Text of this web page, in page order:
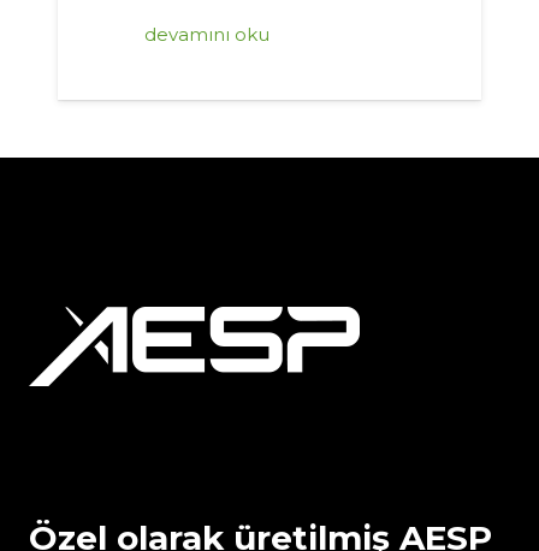
devamını oku
Özel olarak üretilmiş AESP